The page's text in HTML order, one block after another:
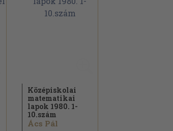
Középiskolai
matematikai
lapok 1980. 1-
10.szám
Ács Pál